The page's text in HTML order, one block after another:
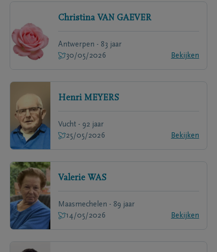
Christina VAN GAEVER
Antwerpen - 83 jaar
30/05/2026
Bekijken
Henri MEYERS
Vucht - 92 jaar
25/05/2026
Bekijken
Valerie WAS
Maasmechelen - 89 jaar
14/05/2026
Bekijken